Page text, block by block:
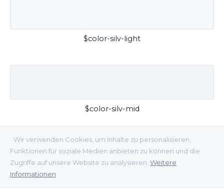
Wir verwenden Cookies, um Inhalte zu personalisieren,
Funktionen für soziale Medien anbieten zu können und die
Zugriffe auf unsere Website zu analysieren. Weitere
Informationen
$color-silv-light
$color-silv-mid